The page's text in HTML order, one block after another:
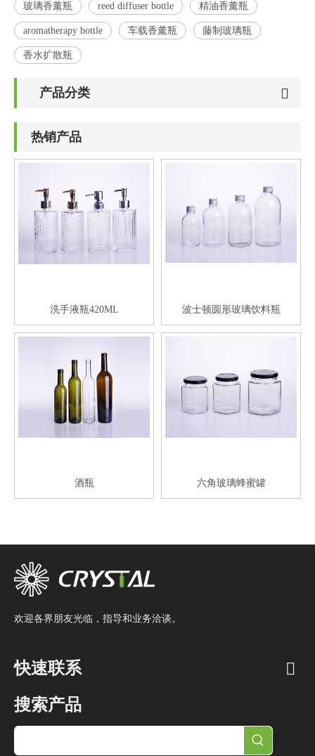
玻璃香薰瓶 reed diffuser bottle 精油香薰瓶
aromatherapy bottle 车载香薰瓶 藤制玻璃瓶
香水扩散瓶
产品分类
热销产品
洗手液瓶420ML 波士顿圆形玻璃饮料瓶
酒瓶 六角玻璃蜂蜜罐
欢迎各界朋友光临，指导和业务洽谈。
快速联系
搜索产品